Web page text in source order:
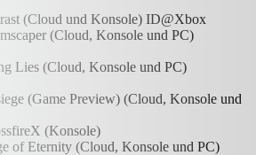
(Cloud und Konsole) ID@Xbox
(Cloud, Konsole und PC)
Lies (Cloud, Konsole und PC)
(Game Preview) (Cloud, Konsole und
(Konsole)
of Eternity (Cloud, Konsole und PC)